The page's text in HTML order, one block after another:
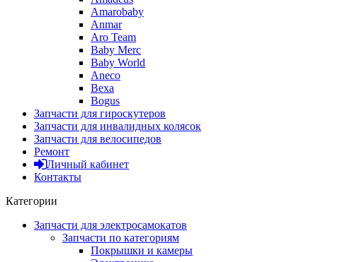
Amarobaby
Anmar
Aro Team
Baby Merc
Baby World
Aneco
Bexa
Bogus
Запчасти для гироскутеров
Запчасти для инвалидных колясок
Запчасти для велосипедов
Ремонт
Личный кабинет
Контакты
Категории
Запчасти для электросамокатов
Запчасти по категориям
Покрышки и камеры